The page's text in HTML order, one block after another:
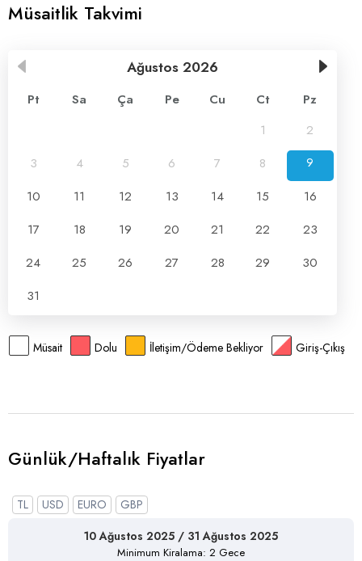
Müsaitlik Takvimi
Ağustos 2026
Pt Sa Ça Pe Cu Ct
Pz
1
2
3
4 5 6 7 8 9
10 11 12 13 14 15
16
17
18 19 20 21 22
23
24
25 26 27 28 29
30
31
Müsait Dolu İletişim/Ödeme Bekliyor Giriş-Çıkış
Günlük/Haftalık Fiyatlar
TL USD EURO
GBP
10 Ağustos 2025 / 31 Ağustos 2025
Minimum Kiralama: 2 Gece